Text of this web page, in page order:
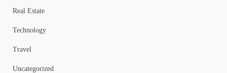
Real Estate
Technology
Travel
Uncategorized